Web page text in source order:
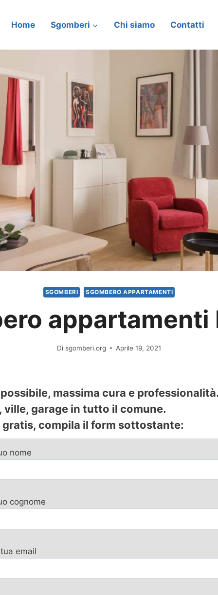
Home Sgomberi Chi siamo Contatti
SGOMBERI SGOMBERO APPARTAMENTI
appartamenti
Di sgomberi.org Aprile 19, 2021
massima cura e
garage in tutto il comune.
compila il form sottostante:
nome
cognome
email